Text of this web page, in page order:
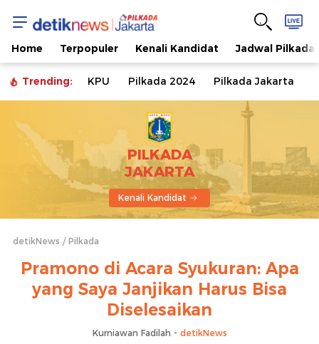
Home Terpopuler Kenali Kandidat Jadwal Pilkada
Trending: KPU Pilkada 2024 Pilkada Jakarta
PILKADA
JAKARTA
Kenali Kandidat
detikNews Pilkada
Pramono di Acara Syukuran: Apa
yang Saya Janjikan Harus Bisa
Diselesaikan
Kurniawan Fadilah - detikNews